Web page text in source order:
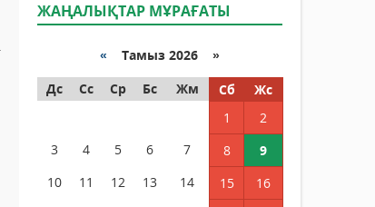
ЖАҢАЛЫҚТАР МҰРАҒАТЫ
« Тамыз 2026 »
Дс
Сс Ср Бс Жм Сб
Жс
1
2
3
4 5 6 7 8
9
10
11 12 13 14 15
16